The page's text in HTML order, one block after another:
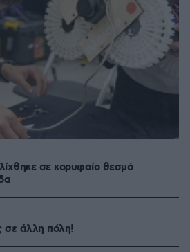
σε κορυφαίο θεσμό
σε άλλη πόλη!